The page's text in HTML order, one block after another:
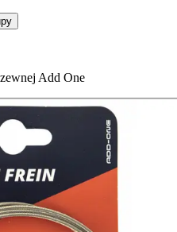
Add One